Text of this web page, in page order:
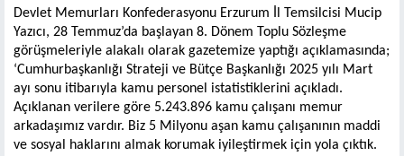
Devlet Memurları Konfederasyonu Erzurum İl Temsilcisi Mucip
Yazıcı, 28 Temmuz’da başlayan 8. Dönem Toplu Sözleşme
görüşmeleriyle alakalı olarak gazetemize yaptığı açıklamasında;
‘Cumhurbaşkanlığı Strateji ve Bütçe Başkanlığı 2025 yılı Mart
ayı sonu itibarıyla kamu personel istatistiklerini açıkladı.
Açıklanan verilere göre 5.243.896 kamu çalışanı memur
arkadaşımız vardır. Biz 5 Milyonu aşan kamu çalışanının maddi
ve sosyal haklarını almak korumak iyileştirmek için yola çıktık.